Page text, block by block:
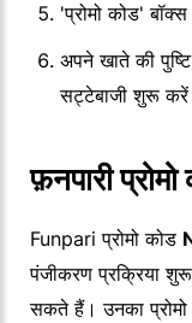
'प्रोमो कोड'
अपने खाते की
सट्टेबाजी शुरू करें
फ़नपारी
Funpari प्रोमो कोड
पंजीकरण प्रक्रिया
सकते हैं। उनका